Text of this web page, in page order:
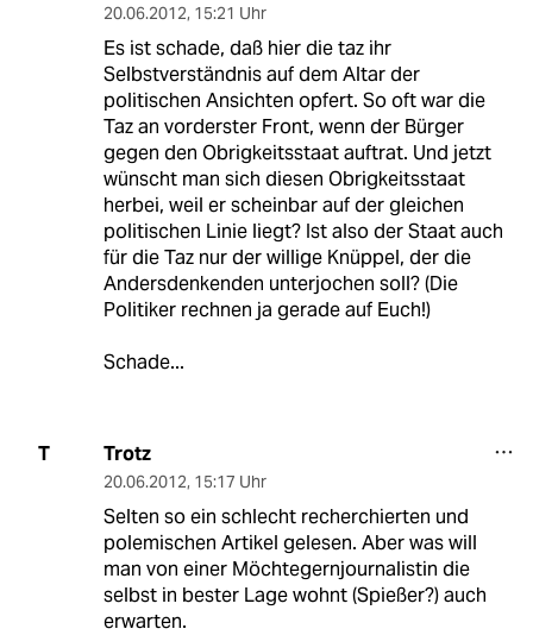
20.06.2012, 15:21 Uhr
Es ist schade, daß hier die taz ihr
Selbstverständnis auf dem Altar der
politischen Ansichten opfert. So oft war die
Taz an vorderster Front, wenn der Bürger
gegen den Obrigkeitsstaat auftrat. Und jetzt
wünscht man sich diesen Obrigkeitsstaat
herbei, weil er scheinbar auf der gleichen
politischen Linie liegt? Ist also der Staat auch
für die Taz nur der willige Knüppel, der die
Andersdenkenden unterjochen soll? (Die
Politiker rechnen ja gerade auf Euch!)
Schade...
T Trotz
20.06.2012, 15:17 Uhr
Selten so ein schlecht recherchierten und
polemischen Artikel gelesen. Aber was will
man von einer Möchtegernjournalistin die
selbst in bester Lage wohnt (Spießer?) auch
erwarten.